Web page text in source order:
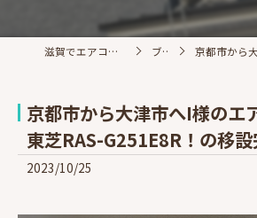
滋賀でエアコン取付なら廣田電気 ブログ 京都市から大津市へI様の
京都市から大津市へI様のエ
東芝RAS-G251E8R！の移設
2023/10/25